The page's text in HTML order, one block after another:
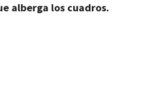
alberga los cuadros.